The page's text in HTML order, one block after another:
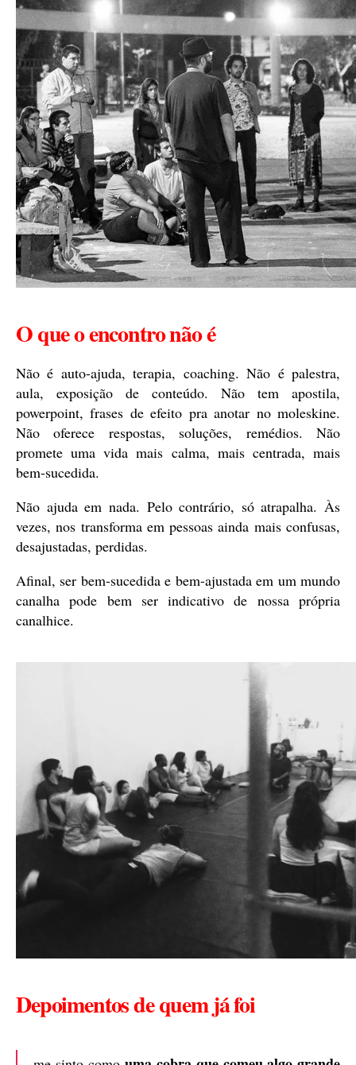
O que o encontro não é
Não é auto-ajuda, terapia, coaching. Não é palestra,
aula, exposição de conteúdo. Não tem apostila,
powerpoint, frases de efeito pra anotar no moleskine.
Não oferece respostas, soluções, remédios. Não
promete uma vida mais calma, mais centrada, mais
bem-sucedida.
Não ajuda em nada. Pelo contrário, só atrapalha. Às
vezes, nos transforma em pessoas ainda mais confusas,
desajustadas, perdidas.
Afinal, ser bem-sucedida e bem-ajustada em um mundo
canalha pode bem ser indicativo de nossa própria
canalhice.
Depoimentos de quem já foi